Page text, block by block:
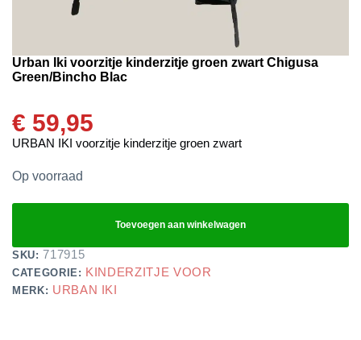
Urban Iki voorzitje kinderzitje groen zwart Chigusa
Green/Bincho Blac
€ 59,95
URBAN IKI voorzitje kinderzitje groen zwart
Op voorraad
Toevoegen aan winkelwagen
SKU: 717915
CATEGORIE: KINDERZITJE VOOR
MERK: URBAN IKI